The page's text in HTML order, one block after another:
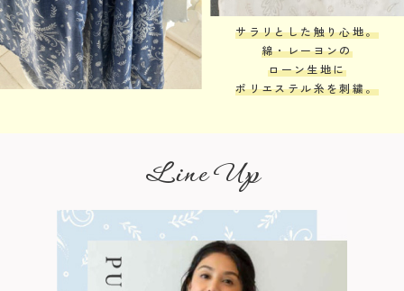
サラリとした触り心地。
綿・レーヨンの
ローン生地に
ポリエステル糸を刺繍。
Line Up